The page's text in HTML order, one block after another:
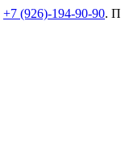
+7 (926)-194-90-90.